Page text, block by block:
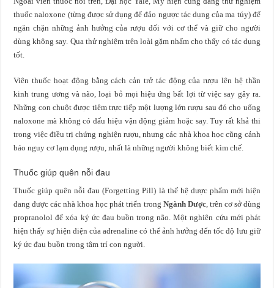
thuốc naloxone (từng được sử dụng để đảo ngược tác dụng của ma túy) để
ngăn chặn những ảnh hưởng của rượu đối với cơ thể và giữ cho người
dùng không say. Qua thử nghiệm trên loài gặm nhấm cho thấy có tác dụng
tốt.
Viên thuốc hoạt động bằng cách cản trở tác động của rượu lên hệ thần
kinh trung ương và não, loại bỏ mọi hiệu ứng bất lợi từ việc say gây ra.
Những con chuột được tiêm trực tiếp một lượng lớn rượu sau đó cho uống
naloxone mà không có dấu hiệu vận động giảm hoặc say. Tuy rất khả thi
trong việc điều trị chứng nghiện rượu, nhưng các nhà khoa học cũng cảnh
báo nguy cơ lạm dụng rượu, nhất là những người không biết kìm chế.
Thuốc giúp quên nỗi đau
Thuốc giúp quên nỗi đau (Forgetting Pill) là thế hệ dược phẩm mới hiện
đang được các nhà khoa học phát triển trong Ngành Dược, trên cơ sở dùng
propranolol để xóa ký ức đau buồn trong não. Một nghiên cứu mới phát
hiện thấy sự hiện diện của adrenaline có thể ảnh hưởng đến tốc độ lưu giữ
ký ức đau buồn trong tâm trí con người.